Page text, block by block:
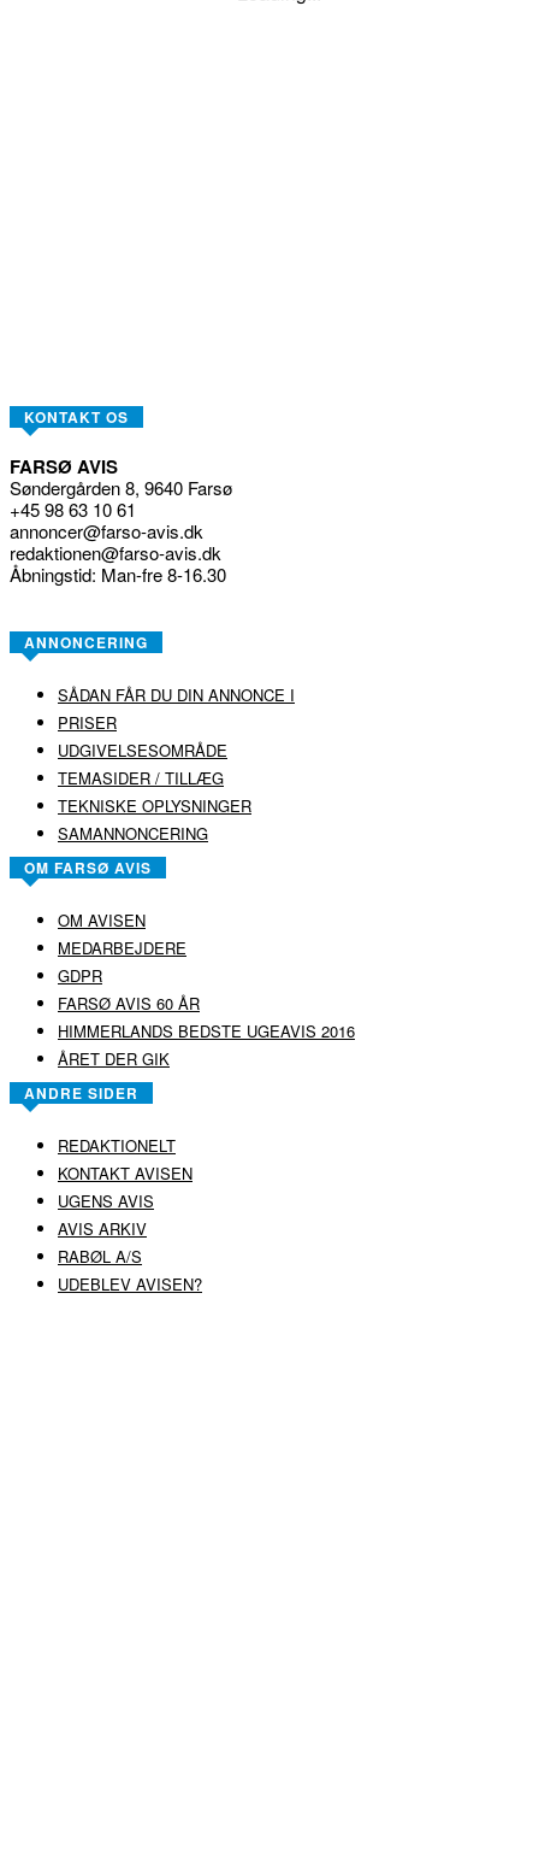
KONTAKT OS
FARSØ AVIS
Søndergården 8, 9640 Farsø
+45 98 63 10 61
annoncer@farso-avis.dk
redaktionen@farso-avis.dk
Åbningstid: Man-fre 8-16.30
ANNONCERING
SÅDAN FÅR DU DIN ANNONCE I
PRISER
UDGIVELSESOMRÅDE
TEMASIDER / TILLÆG
TEKNISKE OPLYSNINGER
SAMANNONCERING
OM FARSØ AVIS
OM AVISEN
MEDARBEJDERE
GDPR
FARSØ AVIS 60 ÅR
HIMMERLANDS BEDSTE UGEAVIS 2016
ÅRET DER GIK
ANDRE SIDER
REDAKTIONELT
KONTAKT AVISEN
UGENS AVIS
AVIS ARKIV
RABØL A/S
UDEBLEV AVISEN?